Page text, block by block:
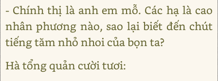
- Chính thị là anh em mỗ. Các hạ là cao
nhân phương nào, sao lại biết đến chút
tiếng tăm nhỏ nhoi của bọn ta?
Hà tổng quản cười tươi: